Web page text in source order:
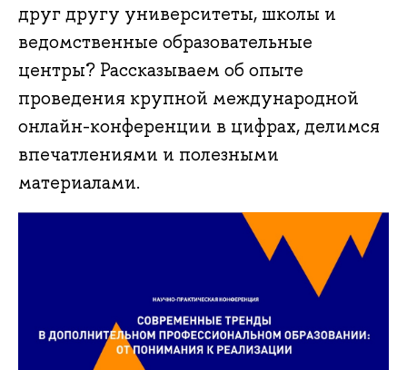
друг другу университеты, школы и
ведомственные образовательные
центры? Рассказываем об опыте
проведения крупной международной
онлайн-конференции в цифрах, делимся
впечатлениями и полезными
материалами.